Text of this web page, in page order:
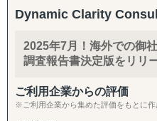
商品認証届（SKU追加）、
輸出・物流：
輸出入代行、最適な物流体
現地活動：
展示会出展支援（市場調査
④ 市場環境変動に即した手
る海外市場調査＆参入戦略構
⑤ アジア特有の中小案件
までをカバーする海外M&A
⑥ 既存サプライチェーン体
び、直接材＆間接材の調達コ
なってサポート致します。
・ベトナム、インド、ナイ
す。
【サービス】
・海外進出コンサルティング
Dynamic Clarity
2025年7月！海外での御
調査報告書決定版をリリ
ご利用企業からの評価
※ご利用企業から集めた評価をもとに作